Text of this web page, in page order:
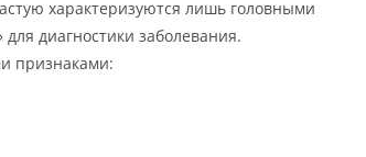
характеризуются лишь головными
диагностики заболевания.
признаками: